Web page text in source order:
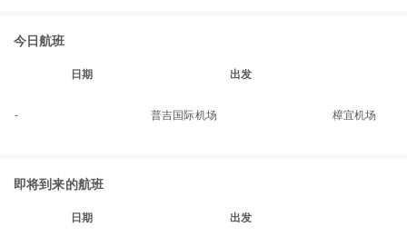
今日航班
日期 出发
- 普吉国际机场 樟宜机场
即将到来的航班
日期 出发